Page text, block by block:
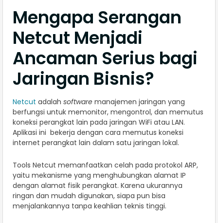
Mengapa Serangan
Netcut Menjadi
Ancaman Serius bagi
Jaringan Bisnis?
Netcut adalah software manajemen jaringan yang
berfungsi untuk memonitor, mengontrol, dan memutus
koneksi perangkat lain pada jaringan WiFi atau LAN.
Aplikasi ini bekerja dengan cara memutus koneksi
internet perangkat lain dalam satu jaringan lokal.
Tools Netcut memanfaatkan celah pada protokol ARP,
yaitu mekanisme yang menghubungkan alamat IP
dengan alamat fisik perangkat. Karena ukurannya
ringan dan mudah digunakan, siapa pun bisa
menjalankannya tanpa keahlian teknis tinggi.